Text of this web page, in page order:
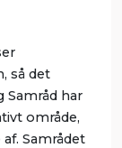
så det
Samråd har
område,
Samrådet